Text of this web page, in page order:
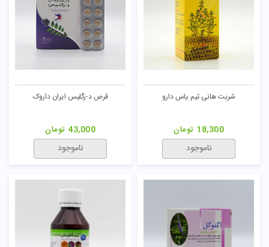
شربت هانی تیم یاس دارو
18,300 تومان
ناموجود
قرص د-رگلیس ایران داروک
43,000 تومان
ناموجود